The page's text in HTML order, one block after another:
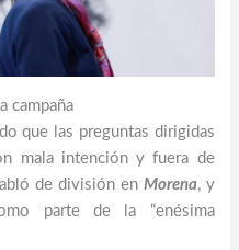
campaña
que las preguntas dirigidas
mala intención y fuera de
de división en Morena, y
parte de la “enésima